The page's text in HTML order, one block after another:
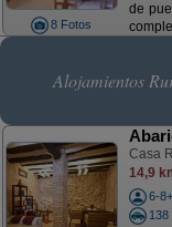
8 Fotos
de
Alojamientos
Casa
14,9
6-
138